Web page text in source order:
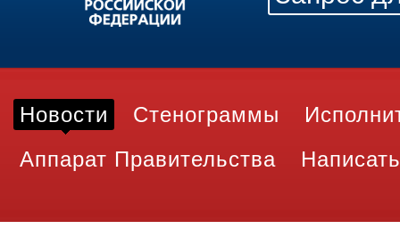
Новости Стенограммы
Аппарат Правительства